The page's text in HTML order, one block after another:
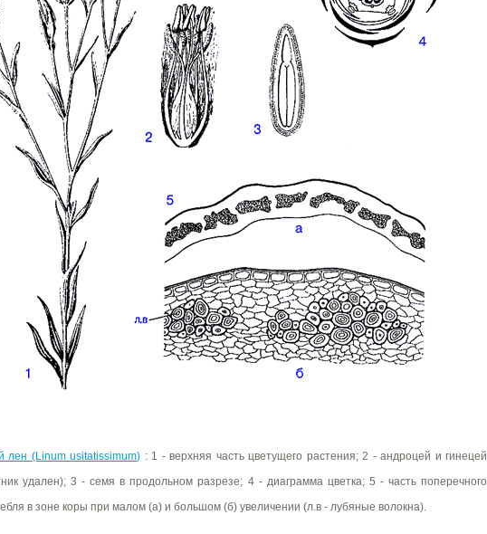
лен (Linum usitatissimum) : 1 - верхняя часть цветущего растения; 2 - андроцей и гинецей
удален); 3 - семя в продольном разрезе; 4 - диаграмма цветка; 5 - часть поперечного
в зоне коры при малом (а) и большом (б) увеличении (л.в - лубяные волокна).